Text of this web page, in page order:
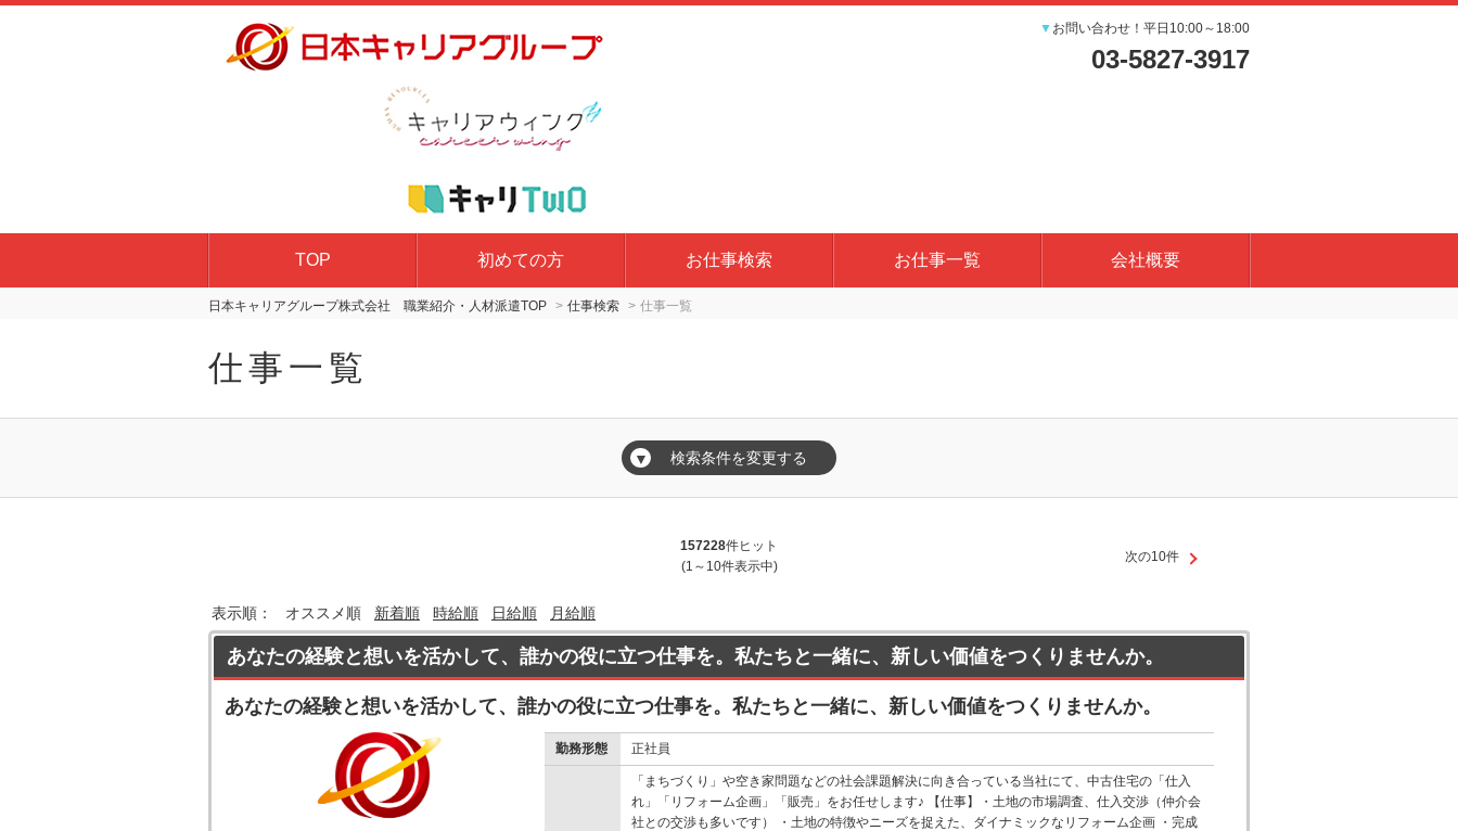
▼ お問い合わせ！平日10:00～18:00
03-5827-3917
TOP 初めての方 お仕事検索 お仕事一覧 会社概要
日本キャリアグループ株式会社 職業紹介・人材派遣TOP 仕事検索 仕事一覧
仕事一覧
▼ 検索条件を変更する
157228件ヒット
(1～10件表示中)
次の10件
表示順： オススメ順 新着順 時給順 日給順 月給順
あなたの経験と想いを活かして、誰かの役に立つ仕事を。私たちと一緒に、新しい価値をつくりませんか。
あなたの経験と想いを活かして、誰かの役に立つ仕事を。私たちと一緒に、新しい価値をつくりませんか。
勤務形態 正社員
「まちづくり」や空き家問題などの社会課題解決に向き合っている当社にて、中古住宅の「仕入
れ」「リフォーム企画」「販売」をお任せします♪ 【仕事】・土地の市場調査、仕入交渉（仲介会
社との交渉も多いです） ・土地の特徴やニーズを捉えた、ダイナミックなリフォーム企画 ・完成